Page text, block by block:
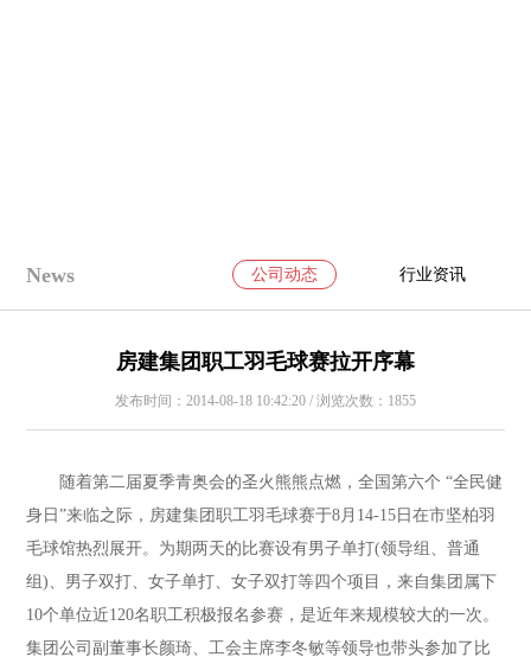
News 公司动态 行业资讯
房建集团职工羽毛球赛拉开序幕
发布时间：2014-08-18 10:42:20 / 浏览次数：1855
随着第二届夏季青奥会的圣火熊熊点燃，全国第六个 “全民健
身日”来临之际，房建集团职工羽毛球赛于8月14-15日在市坚柏羽
毛球馆热烈展开。为期两天的比赛设有男子单打(领导组、普通
组)、男子双打、女子单打、女子双打等四个项目，来自集团属下
10个单位近120名职工积极报名参赛，是近年来规模较大的一次。
集团公司副董事长颜琦、工会主席李冬敏等领导也带头参加了比